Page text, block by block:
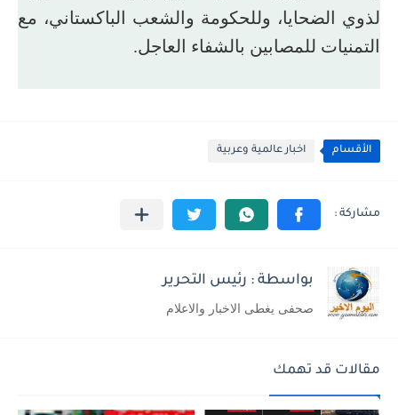
لذوي الضحايا، وللحكومة والشعب الباكستاني، مع
التمنيات للمصابين بالشفاء العاجل.
الأقسام اخبار عالمية وعربية
بواسطة : رئيس التحرير
صحفى يغطى الاخبار والاعلام
مقالات قد تهمك